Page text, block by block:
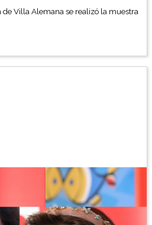
de Villa Alemana se realizó la muestra